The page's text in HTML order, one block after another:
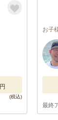
円
お子
最終